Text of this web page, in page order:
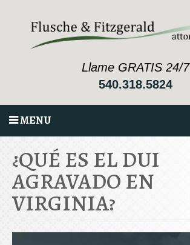
Llame GRATIS 24/7
540.318.5824
MENU
¿QUÉ ES EL DUI
AGRAVADO EN
VIRGINIA?